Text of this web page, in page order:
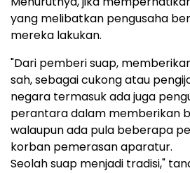
yang melibatkan pengusaha
mereka lakukan.
"Dari pemberi suap,
sah, sebagai cukong atau
negara termasuk ada juga
perantara dalam memberikan
walaupun ada pula beberapa
korban pemerasan aparatur.
Seolah suap menjadi tradisi,"